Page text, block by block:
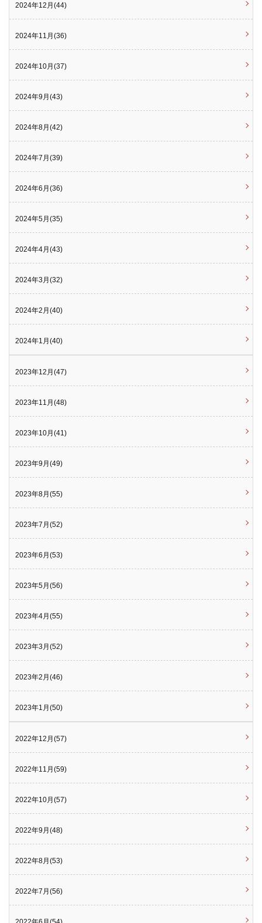
2024年12月(44)
2024年11月(36)
2024年10月(37)
2024年9月(43)
2024年8月(42)
2024年7月(39)
2024年6月(36)
2024年5月(35)
2024年4月(43)
2024年3月(32)
2024年2月(40)
2024年1月(40)
2023年12月(47)
2023年11月(48)
2023年10月(41)
2023年9月(49)
2023年8月(55)
2023年7月(52)
2023年6月(53)
2023年5月(56)
2023年4月(55)
2023年3月(52)
2023年2月(46)
2023年1月(50)
2022年12月(57)
2022年11月(59)
2022年10月(57)
2022年9月(48)
2022年8月(53)
2022年7月(56)